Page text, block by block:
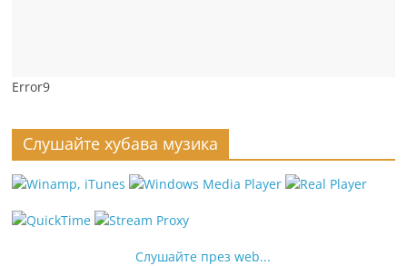
Error9
Слушайте хубава музика
Слушайте през web...